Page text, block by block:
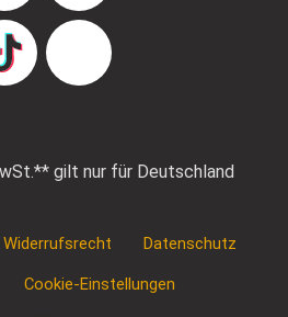
TikTok Pinterest
** gilt nur für Deutschland
Widerrufsrecht Datenschutz
Cookie-Einstellungen